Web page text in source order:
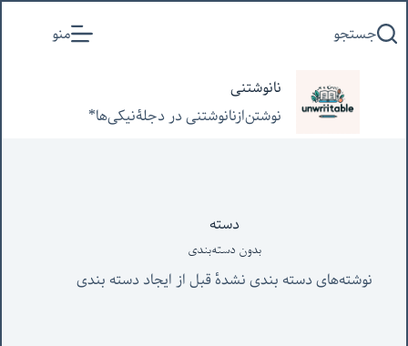
به
جستجو منو
نانوشتنی
نوشتن‌از‌نانوشتنی‌ در‌ دجلۀنیکی‌ها*
دسته
بدون دسته‌بندی
نوشته‌های دسته بندی نشده‌ٔ قبل از ایجاد دسته بندی